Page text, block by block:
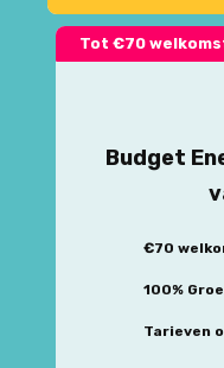
Tot €70
Budget
€70
100%
Tarieven